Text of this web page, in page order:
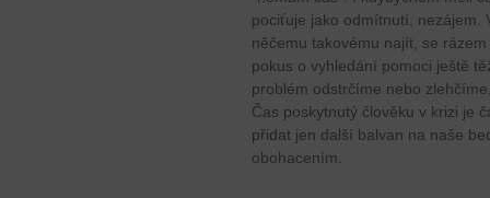
pociťuje jako odmítnutí, nezájem.
něčemu takovému najít, se
pokus o vyhledání pomoci ještě
problém odstrčíme nebo
Čas poskytnutý člověku v krizi je
přidat jen další balvan na naše
obohacením.